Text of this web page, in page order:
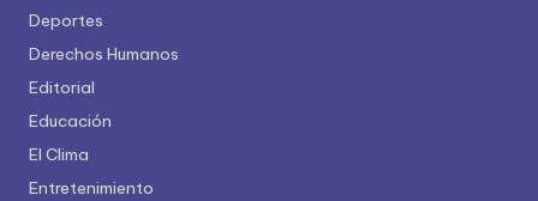
Deportes
Derechos Humanos
Editorial
Educación
El Clima
Entretenimiento